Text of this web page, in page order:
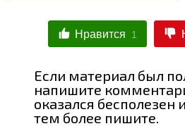
Нравится 1
Если материал был
напишите
оказался бесполезен
тем более пишите.